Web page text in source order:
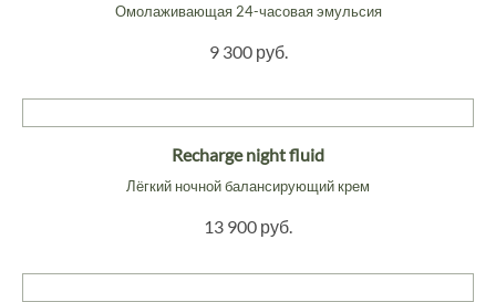
Омолаживающая 24-часовая эмульсия
9 300 руб.
Recharge night fluid
Лёгкий ночной балансирующий крем
13 900 руб.